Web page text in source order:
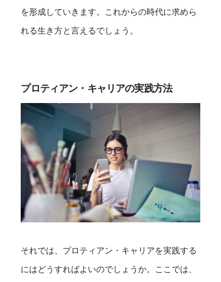
を形成していきます。これからの時代に求めら
れる生き方と言えるでしょう。
プロティアン・キャリアの実践方法
それでは、プロティアン・キャリアを実践する
にはどうすればよいのでしょうか。ここでは、